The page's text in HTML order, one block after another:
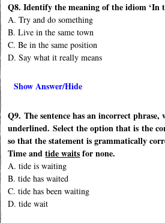
Q8. Identify the meaning of the idiom ‘In
A. Try and do something
B. Live in the same town
C. Be in the same position
D. Say what it really means
Show Answer/Hide
Q9. The sentence has an incorrect
underlined. Select the option that is the
so that the statement is grammatically
Time andtide waitsfor none.
A. tide is waiting
B. tide has waited
C. tide has been waiting
D. tide wait